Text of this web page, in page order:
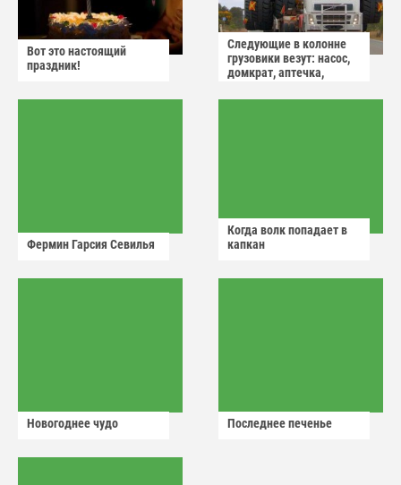
Вот это настоящий
праздник!
Следующие в колонне
грузовики везут: насос,
домкрат, аптечка,
Фермин Гарсия Севилья
Когда волк попадает в
капкан
Новогоднее чудо Последнее печенье